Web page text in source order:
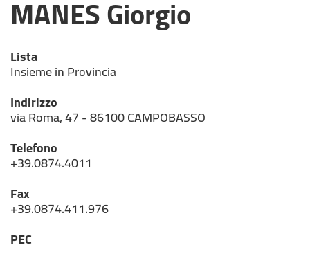
MANES Giorgio
Lista
Insieme in Provincia
Indirizzo
via Roma, 47 - 86100 CAMPOBASSO
Telefono
+39.0874.4011
Fax
+39.0874.411.976
PEC